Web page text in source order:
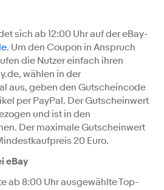
sich ab 12:00 Uhr auf der eBay-
. Um den Coupon in Anspruch
die Nutzer einfach ihren
wählen in der
aus, geben den Gutscheincode
per PayPal. Der Gutscheinwert
und ist in den
Der maximale Gutscheinwert
20 Euro.
eBay
ab 8:00 Uhr ausgewählte Top-